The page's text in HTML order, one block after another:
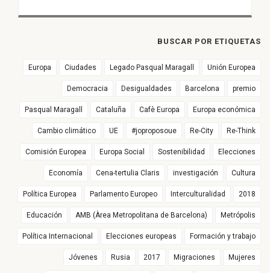
BUSCAR POR ETIQUETAS
Europa Ciudades Legado Pasqual Maragall Unión Europea
Democracia Desigualdades Barcelona premio
Pasqual Maragall Cataluña Cafè Europa Europa económica
Cambio climático UE #joproposoue Re-City Re-Think
Comisión Europea Europa Social Sostenibilidad Elecciones
Economía Cena-tertulia Claris investigación Cultura
Política Europea Parlamento Europeo Interculturalidad 2018
Educación AMB (Àrea Metropolitana de Barcelona) Metrópolis
Política Internacional Elecciones europeas Formación y trabajo
Jóvenes Rusia 2017 Migraciones Mujeres